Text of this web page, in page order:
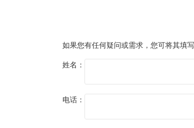
如果您有任何疑问或需求，您可将其填
姓名：
电话：